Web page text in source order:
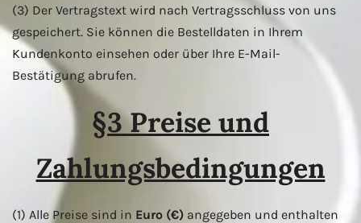
(3) Der Vertragstext wird nach Vertragsschluss von uns
gespeichert. Sie können die Bestelldaten in Ihrem
Kundenkonto einsehen oder über Ihre E-Mail-
Bestätigung abrufen.
§3 Preise und
Zahlungsbedingungen
(1) Alle Preise sind in Euro (€) angegeben und enthalten